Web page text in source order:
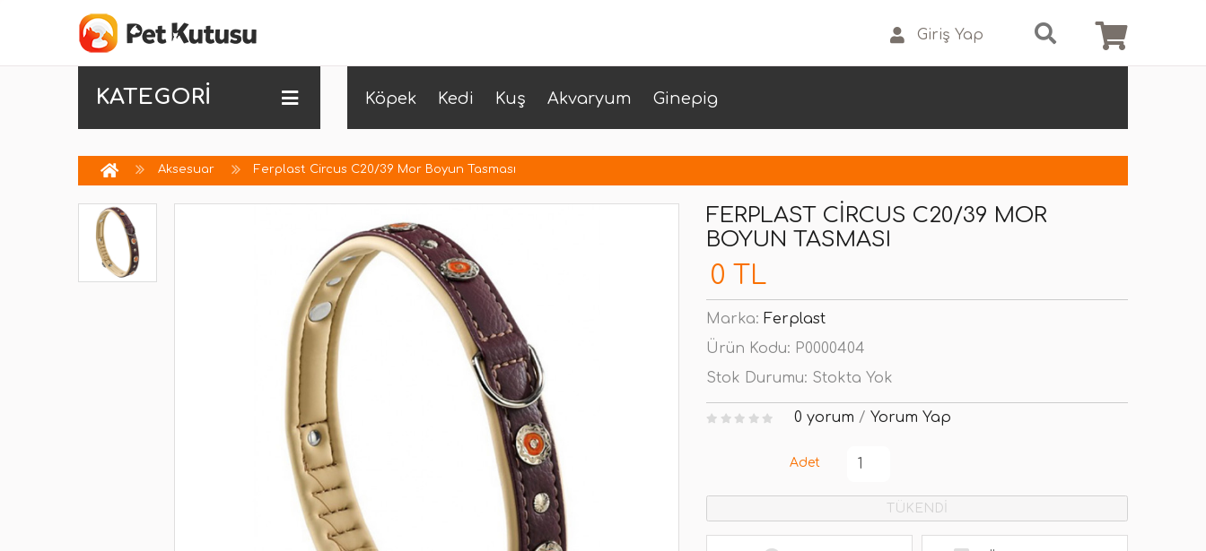
Giriş Yap
KATEGORİ Köpek Kedi Kuş Akvaryum Ginepig
Aksesuar Ferplast Circus C20/39 Mor Boyun Tasması
FERPLAST CIRCUS C20/39 MOR
BOYUN TASMASI
0 TL
Marka: Ferplast
Ürün Kodu: P0000404
Stok Durumu: Stokta Yok
0 yorum / Yorum Yap
Adet
TÜKENDİ